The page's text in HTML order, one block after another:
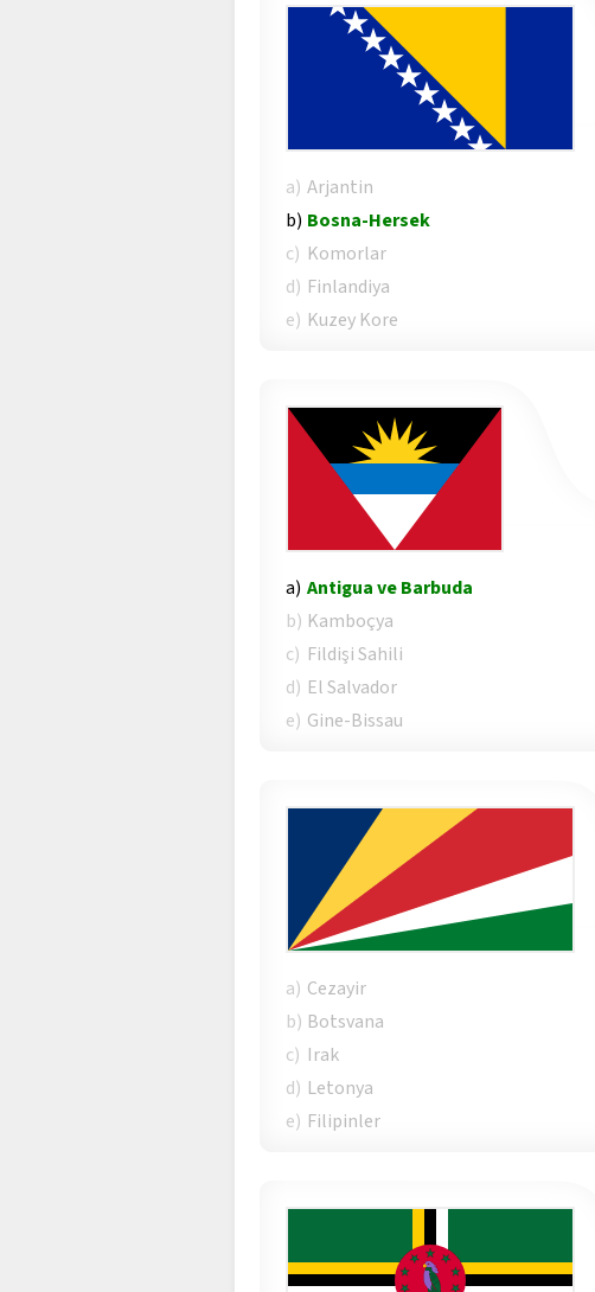
a) Arjantin
b) Bosna-Hersek
c) Komorlar
d) Finlandiya
e) Kuzey Kore
a) Antigua ve Barbuda
b) Kamboçya
c) Fildişi Sahili
d) El Salvador
e) Gine-Bissau
a) Cezayir
b) Botsvana
c) Irak
d) Letonya
e) Filipinler